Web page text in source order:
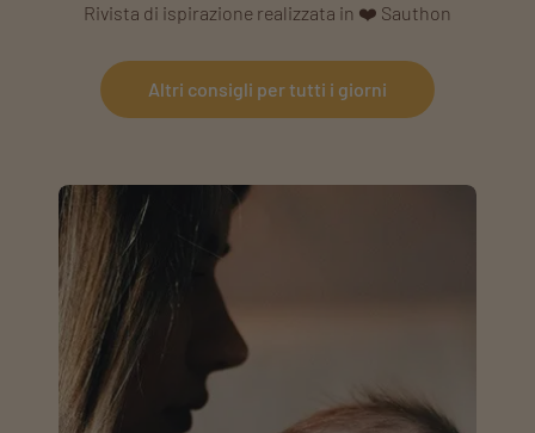
Rivista di ispirazione realizzata in ❤️ Sauthon
Altri consigli per tutti i giorni